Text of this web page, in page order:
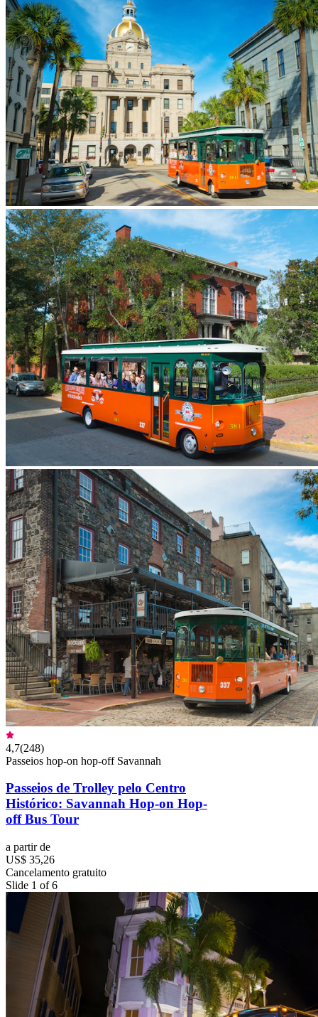
4,7(248)
Passeios hop-on hop-off Savannah
Passeios de Trolley pelo Centro
Histórico: Savannah Hop-on Hop-
off Bus Tour
a partir de
US$ 35,26
Cancelamento gratuito
Slide 1 of 6